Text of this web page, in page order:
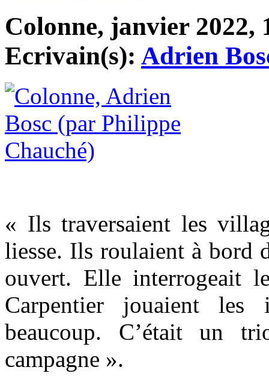
Colonne, janvier 2022,
Ecrivain(s): Adrien
« Ils traversaient les
liesse. Ils roulaient à bord
ouvert. Elle interrogeait
Carpentier jouaient les
beaucoup. C’était un
campagne ».